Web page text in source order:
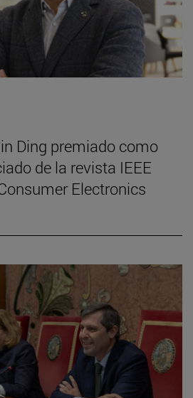
Ding premiado como
de la revista IEEE
Electronics